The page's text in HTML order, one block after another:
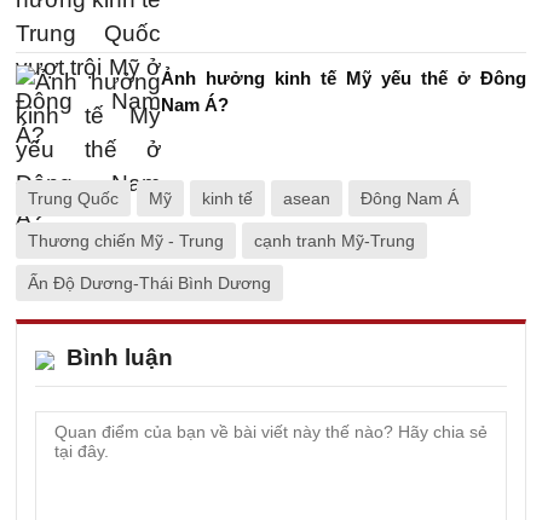
Ảnh hưởng kinh tế Mỹ yếu thế ở Đông
Nam Á?
Trung Quốc Mỹ kinh tế asean Đông Nam Á
Thương chiến Mỹ - Trung cạnh tranh Mỹ-Trung
Ấn Độ Dương-Thái Bình Dương
Bình luận